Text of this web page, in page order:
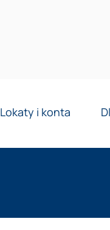
Lokaty i konta